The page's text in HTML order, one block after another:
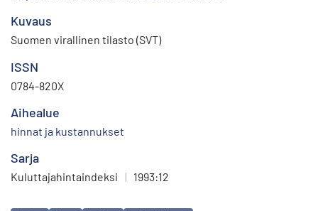
Kuvaus
Suomen virallinen tilasto (SVT)
ISSN
0784-820X
Aihealue
hinnat ja kustannukset
Sarja
Kuluttajahintaindeksi | 1993:12